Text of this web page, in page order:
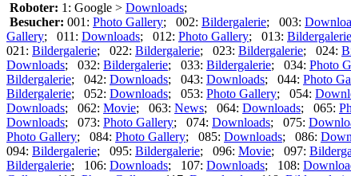
Roboter: 1: Google > Downloads;
Besucher: 001: Photo Gallery; 002: Bildergalerie; 003:
Gallery; 011: Downloads; 012: Photo Gallery; 013: Bildergalerie
021: Bildergalerie; 022: Bildergalerie; 023: Bildergalerie; 024:
Downloads; 032: Bildergalerie; 033: Bildergalerie; 034: Photo
Bildergalerie; 042: Downloads; 043: Downloads; 044: Photo
Bildergalerie; 052: Downloads; 053: Photo Gallery; 054:
Downloads; 062: Movie; 063: News; 064: Downloads; 065:
Downloads; 073: Photo Gallery; 074: Downloads; 075:
Photo Gallery; 084: Photo Gallery; 085: Downloads; 086:
094: Bildergalerie; 095: Bildergalerie; 096: Movie; 097:
Bildergalerie; 106: Downloads; 107: Downloads; 108: